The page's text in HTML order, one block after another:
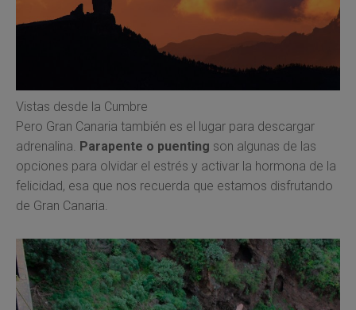
Vistas desde la Cumbre
Pero Gran Canaria también es el lugar para descargar
adrenalina. Parapente o puenting son algunas de las
opciones para olvidar el estrés y activar la hormona de la
felicidad, esa que nos recuerda que estamos disfrutando
de Gran Canaria.